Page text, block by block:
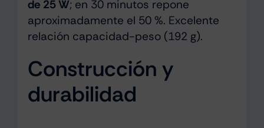
de 25 W; en 30 minutos repone
aproximadamente el 50 %. Excelente
relación capacidad-peso (192 g).
Construcción y
durabilidad